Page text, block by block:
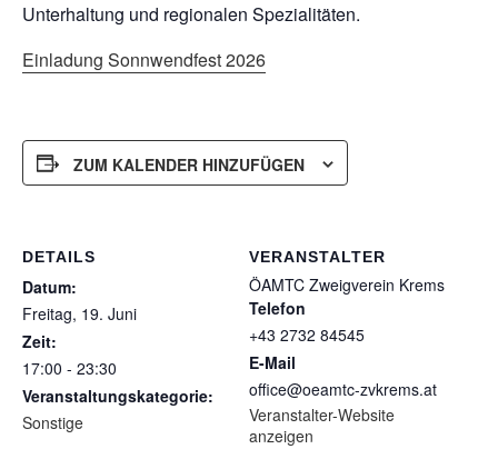
Unterhaltung und regionalen Spezialitäten.
Einladung Sonnwendfest 2026
ZUM KALENDER HINZUFÜGEN
DETAILS
Datum:
Freitag, 19. Juni
Zeit:
17:00 - 23:30
Veranstaltungskategorie:
Sonstige
VERANSTALTER
ÖAMTC Zweigverein Krems
Telefon
+43 2732 84545
E-Mail
office@oeamtc-zvkrems.at
Veranstalter-Website
anzeigen